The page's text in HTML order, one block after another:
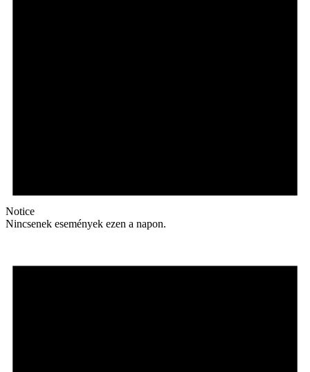
Notice
Nincsenek események ezen a napon.